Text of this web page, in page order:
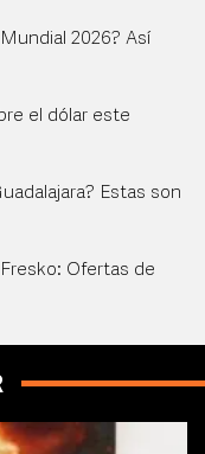
2026? Así
el dólar este
Estas son
Ofertas de